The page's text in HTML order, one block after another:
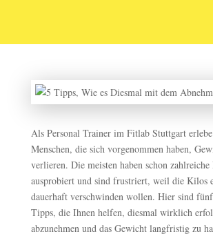
Als Personal Trainer im Fitlab Stuttgart
Menschen, die sich vorgenommen haben,
verlieren. Die meisten haben schon zahlreiche
ausprobiert und sind frustriert, weil die Kilos
dauerhaft verschwinden wollen. Hier sind
Tipps, die Ihnen helfen, diesmal wirklich
abzunehmen und das Gewicht langfristig zu